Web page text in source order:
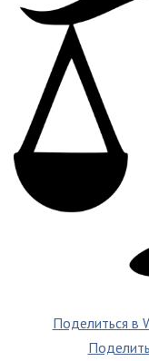
Поделиться в